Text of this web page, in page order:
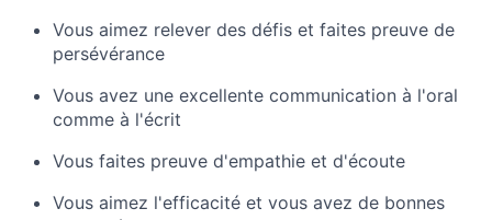
Vous aimez relever des défis et faites preuve de
persévérance
Vous avez une excellente communication à l'oral
comme à l'écrit
Vous faites preuve d'empathie et d'écoute
Vous aimez l'efficacité et vous avez de bonnes